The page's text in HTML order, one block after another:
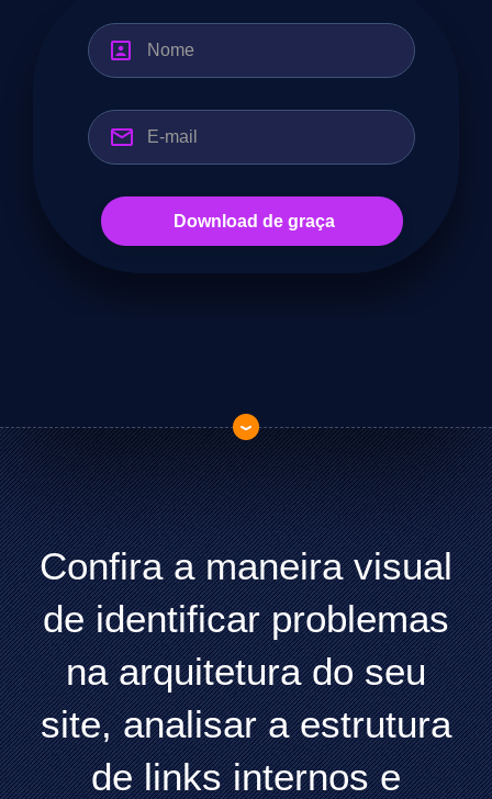
Confira a maneira visual
de identificar problemas
na arquitetura do seu
site, analisar a estrutura
de links internos e